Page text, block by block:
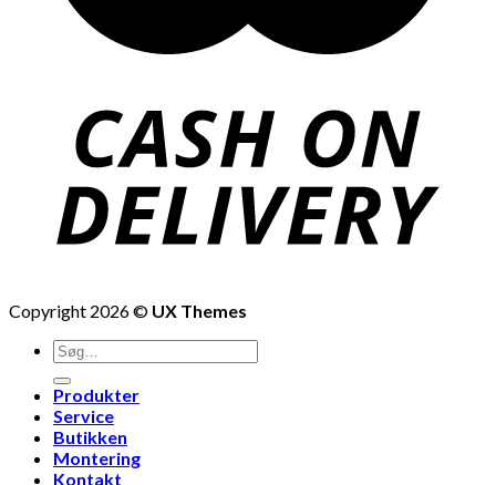
Copyright 2026 © UX Themes
Produkter
Service
Butikken
Montering
Kontakt